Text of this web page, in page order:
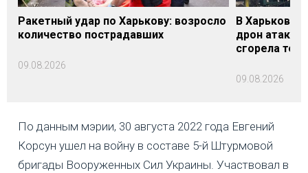
Ракетный удар по Харькову: возросло
количество пострадавших
09.08.2026
В
дрон
сгорела
09.08.2026
По данным мэрии, 30 августа 2022 года Евгений
Корсун ушел на войну в составе 5-й Штурмовой
бригады Вооруженных Сил Украины. Участвовал в